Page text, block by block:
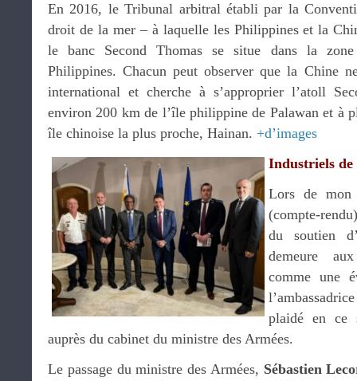
En 2016, le Tribunal arbitral établi par la
droit de la mer – à laquelle les Philippines et la
le banc Second Thomas se situe dans la zone
Philippines. Chacun peut observer que la Chine
international et cherche à s’approprier l’atoll
environ 200 km de l’île philippine de Palawan et à
île chinoise la plus proche, Hainan. +d’images
Industriels de
Lors de mon
(compte-
du soutien
demeure
comme une
plaidé en ce
auprès du cabinet du ministre des Armées.
Le passage du ministre des Armées, Sébastien